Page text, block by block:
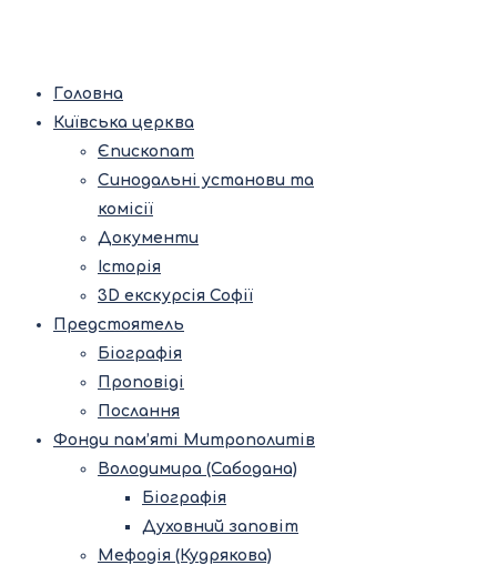
Головна
Київська церква
Єпископат
Синодальні установи та
комісії
Документи
Історія
3D екскурсія Софії
Предстоятель
Біографія
Проповіді
Послання
Фонди пам’яті Митрополитів
Володимира (Сабодана)
Біографія
Духовний заповіт
Мефодія (Кудрякова)